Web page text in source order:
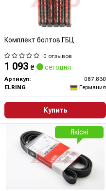
Комплект болтов ГБЦ
0 отзывов
1 093 ₴ сегодня
Артикул:
087.830
ELRING
Германия
Купить
Якісні